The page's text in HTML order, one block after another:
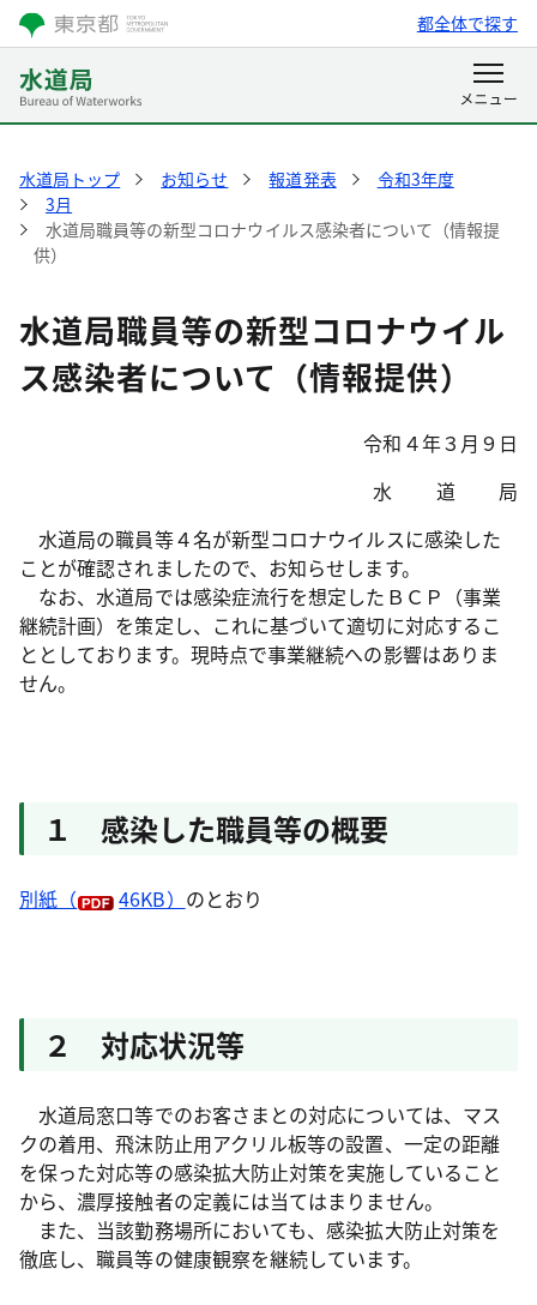
都全体で探す
水道局トップ お知らせ 報道発表
令和3年度
3月
水道局職員等の新型コロナウイルス感染者について（情報提
供）
水道局職員等の新型コロナウイル
ス感染者について（情報提供）
令和４年３月９日
水 道 局
水道局の職員等４名が新型コロナウイルスに感染した
ことが確認されましたので、お知らせします。
なお、水道局では感染症流行を想定したＢＣＰ（事業
継続計画）を策定し、これに基づいて適切に対応するこ
ととしております。現時点で事業継続への影響はありま
せん。
１ 感染した職員等の概要
別紙（ 46KB） のとおり
２ 対応状況等
水道局窓口等でのお客さまとの対応については、マス
クの着用、飛沫防止用アクリル板等の設置、一定の距離
を保った対応等の感染拡大防止対策を実施していること
から、濃厚接触者の定義には当てはまりません。
また、当該勤務場所においても、感染拡大防止対策を
徹底し、職員等の健康観察を継続しています。